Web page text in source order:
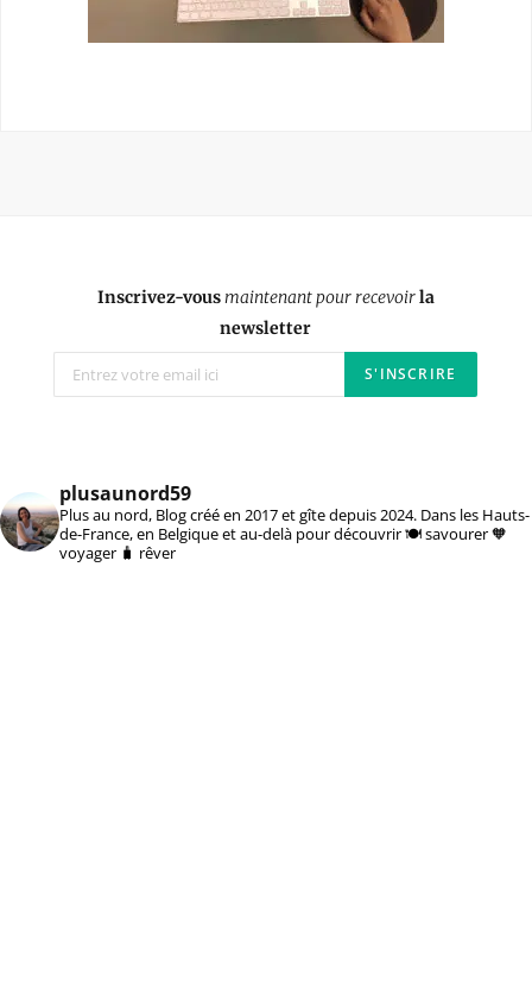
Inscrivez-vousmaintenant pour recevoirla
newsletter
plusaunord59
Plus au nord, Blog créé en 2017 et gîte depuis 2024. Dans les Hauts-
de-France, en Belgique et au-delà pour découvrir 🍽️ savourer 🧡
voyager 🧳 rêver